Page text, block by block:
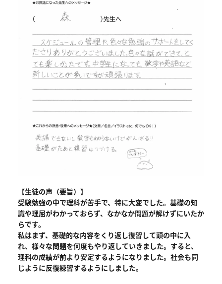
【生徒の声（要旨）】
受験勉強の中で理科が苦手で、特に大変でした。基礎の知
識や理屈がわかっておらず、なかなか問題が解けずにいたか
らです。
私はまず、基礎的な内容をくり返し復習して頭の中に入
れ、様々な問題を何度もやり返していきました。すると、
理科の成績が前より安定するようになりました。社会も同
じように反復練習するようにしました。